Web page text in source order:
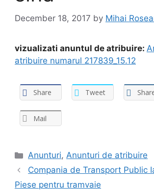
December 18, 2017 by Mihai
vizualizati anuntul de atribuire:
atribuire numarul 217839_15.12
Share Tweet
Mail
Anunturi,Anunturi de atribuire
Compania de Transport Public
Piese pentru tramvaie